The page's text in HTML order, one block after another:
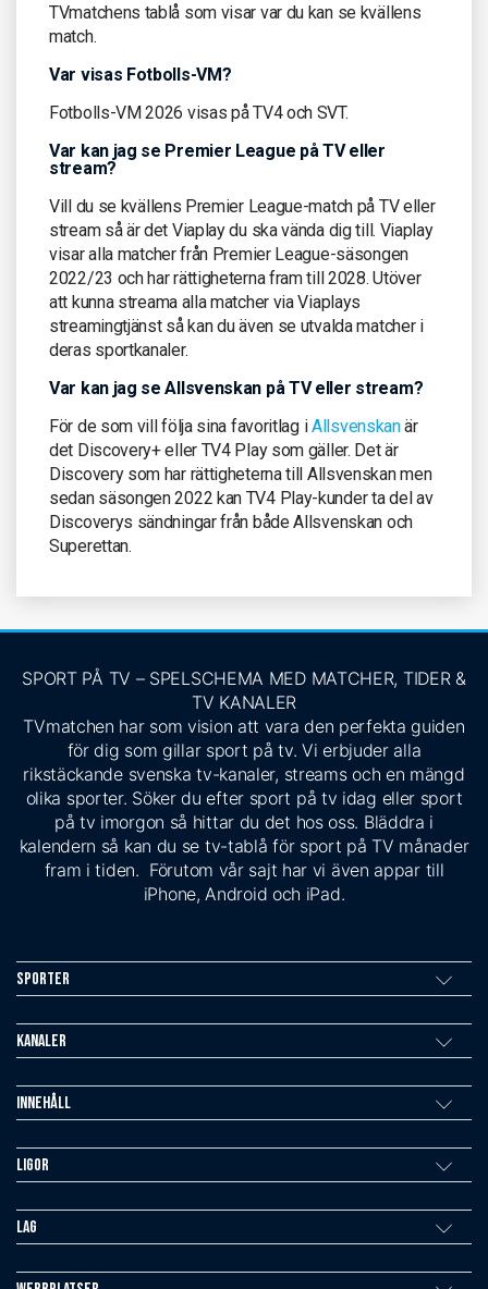
TVmatchens tablå som visar var du kan se kvällens
match.
Var visas Fotbolls-VM?
Fotbolls-VM 2026 visas på TV4 och SVT.
Var kan jag se Premier League på TV eller
stream?
Vill du se kvällens Premier League-match på TV eller
stream så är det Viaplay du ska vända dig till. Viaplay
visar alla matcher från Premier League-säsongen
2022/23 och har rättigheterna fram till 2028. Utöver
att kunna streama alla matcher via Viaplays
streamingtjänst så kan du även se utvalda matcher i
deras sportkanaler.
Var kan jag se Allsvenskan på TV eller stream?
För de som vill följa sina favoritlag iAllsvenskanär
det Discovery+ eller TV4 Play som gäller. Det är
Discovery som har rättigheterna till Allsvenskan men
sedan säsongen 2022 kan TV4 Play-kunder ta del av
Discoverys sändningar från både Allsvenskan och
Superettan.
SPORT PÅ TV – SPELSCHEMA MED MATCHER, TIDER &
TV KANALER
TVmatchen har som vision att vara den perfekta guiden
för dig som gillar sport på tv. Vi erbjuder alla
rikstäckande svenska tv-kanaler, streams och en mängd
olika sporter. Söker du efter sport på tv idag eller sport
på tv imorgon så hittar du det hos oss. Bläddra i
kalendern så kan du se tv-tablå för sport på TV månader
fram i tiden. Förutom vår sajt har vi även appar till
iPhone, Android och iPad.
Sporter
Kanaler
Innehåll
Ligor
Lag